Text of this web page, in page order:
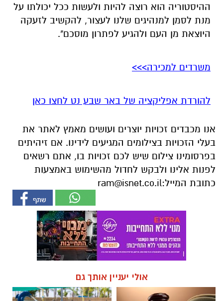
ההיסטוריה הוא רוצה להיות ולעשות ככל יכולתו על
מנת לסמן למנהיגים שלנו לעצור, להקשיב לזעקה
היוצאת מן העם ולהגיע לפתרון מוסכם".
משרדים למכירה>>>
להורדת אפליקציה של באר שבע נט לחצו כאן
אנו מכבדים זכויות יוצרים ועושים מאמץ לאתר את
בעלי הזכויות בצילומים המגיעים לידינו. אם זיהיתים
בפרסומינו צילום שיש לכם זכויות בו, אתם רשאים
לפנות אלינו ולבקש לחדול מהשימוש באמצעות
כתובת המייל:ram@isnet.co.il
אולי יעניין אותך גם